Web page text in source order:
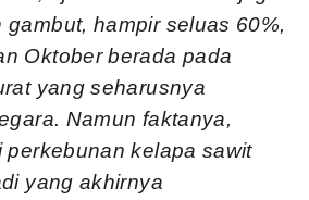
hampir seluas 60%,
Oktober berada pada
yang seharusnya
Namun faktanya,
perkebunan kelapa sawit
yang akhirnya